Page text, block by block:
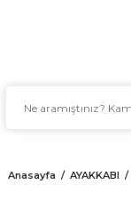
Anasayfa AYAKKABI